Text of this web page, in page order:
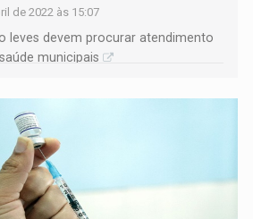
de 2022 às 15:07
leves devem procurar atendimento
municipais